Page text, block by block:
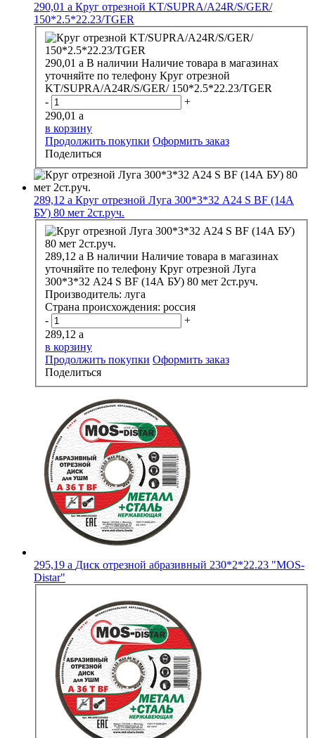
290,01 a Круг отрезной KT/SUPRA/A24R/S/GER/
150*2.5*22.23/TGER
290,01 a В наличии Наличие товара в магазинах
уточняйте по телефону Круг отрезной
KT/SUPRA/A24R/S/GER/ 150*2.5*22.23/TGER
-
+
290,01 a
в корзину
Продолжить покупки Оформить заказ
Поделиться
289,12 a Круг отрезной Луга 300*3*32 А24 S BF (14А
БУ) 80 мет 2ст.руч.
289,12 a В наличии Наличие товара в магазинах
уточняйте по телефону Круг отрезной Луга
300*3*32 А24 S BF (14А БУ) 80 мет 2ст.руч.
Производитель: луга
Страна происхождения: россия
-
+
289,12 a
в корзину
Продолжить покупки Оформить заказ
Поделиться
295,19 a Диск отрезной абразивный 230*2*22.23 "MOS-
Distar"